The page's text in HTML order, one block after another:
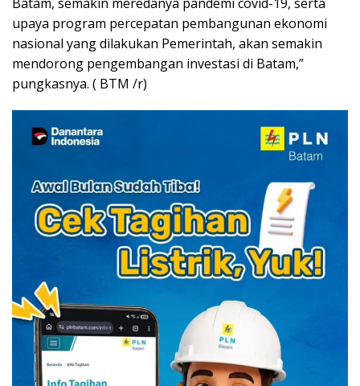
upaya program percepatan pembangunan ekonomi
nasional yang dilakukan Pemerintah, akan semakin
mendorong pengembangan investasi di Batam,”
pungkasnya. ( BTM /r)